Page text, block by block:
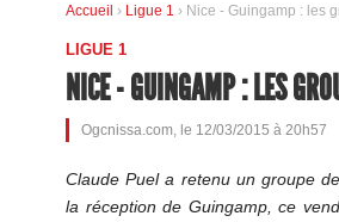
Accueil › Ligue 1 › Nice - Guingamp : les
LIGUE 1
NICE - GUINGAMP : LES
Ogcnissa.com, le 12/03/2015 à 20h57
Claude Puel a retenu un groupe
la réception de Guingamp, ce